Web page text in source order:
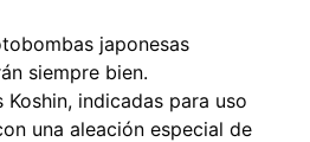
japonesas
siempre bien.
indicadas para uso
una aleación especial de